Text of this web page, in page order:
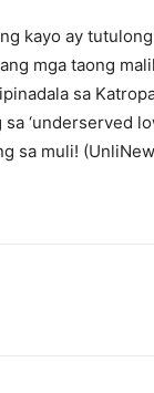
kayo ay
mga taong
sa
‘underserved
sa muli!